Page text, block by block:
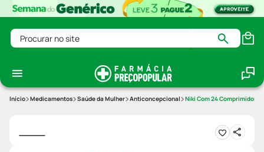
Procurar no site
Medicamentos Saúde da Mulher Anticoncepcional Niki Com 24 Comprimidos